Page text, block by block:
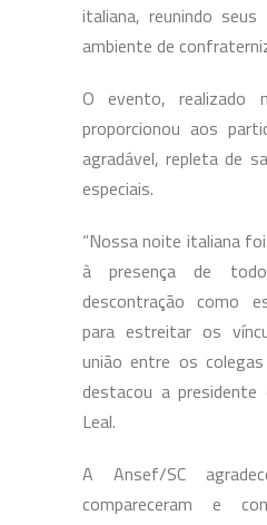
italiana, reunindo
ambiente de
O evento, realizado
proporcionou aos
agradável, repleta de
especiais.
“Nossa noite italiana
à presença de
descontração como
para estreitar os
união entre os colegas
destacou a presidente
Leal.
A Ansef/SC
compareceram e